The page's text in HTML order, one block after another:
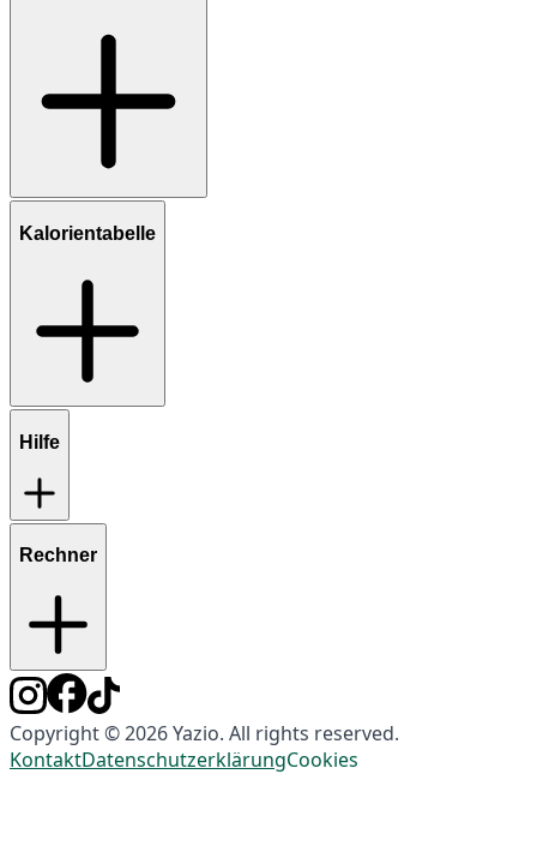
Kalorientabelle
Hilfe
Rechner
Copyright © 2026 Yazio. All rights reserved.
KontaktDatenschutzerklärungCookies